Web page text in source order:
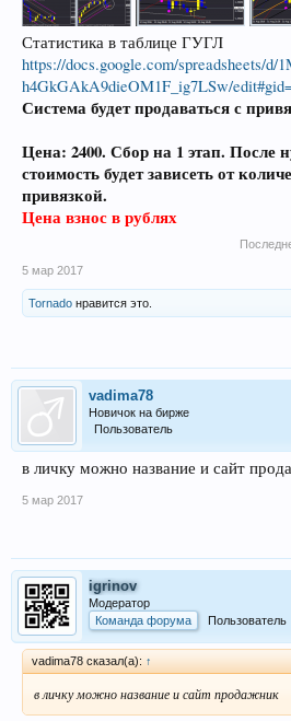
Статистика в таблице ГУГЛ
https://docs.google.com/spreadsheets/
h4GkGAkA9dieOM1F_ig7LSw/
Система будет продаваться с
Цена: 2400. Сбор на 1 этап. После
стоимость будет зависеть от
привязкой.
Цена взнос в рублях
5 мар 2017
Tornado нравится это.
vadima78
Новичок на бирже
Пользователь
в личку можно название и сайт
5 мар 2017
igrinov
Модератор
Команда форума
Пользователь
vadima78 сказал(а): ↑
в личку можно название и сайт продажник